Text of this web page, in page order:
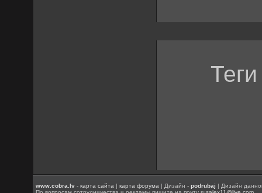
www.cobra.lv -карта сайта |карта форума | Дизайн -podrubaj | Дизайн